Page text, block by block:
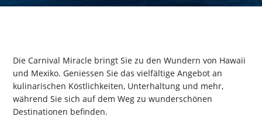
Die Carnival Miracle bringt Sie zu den Wundern von Hawaii
und Mexiko. Geniessen Sie das vielfältige Angebot an
kulinarischen Köstlichkeiten, Unterhaltung und mehr,
während Sie sich auf dem Weg zu wunderschönen
Destinationen befinden.